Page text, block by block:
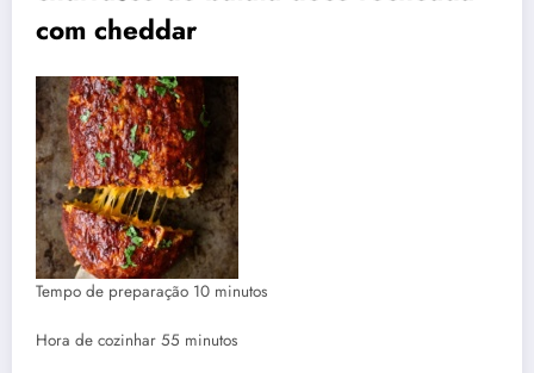
com cheddar
Tempo de preparação 10minutos
minutos
Hora de cozinhar 55 minutos
minutos